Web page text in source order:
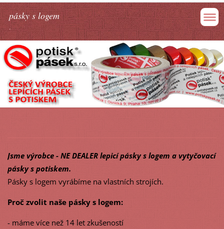
pásky s logem
.
Jsme výrobce - NE DEALER lepicí pásky s logem a vytyčovací
pásky s potiskem.
Pásky s logem vyrábíme na vlastních strojích.
Proč zvolit naše pásky s logem:
- máme více než 14 let zkušeností